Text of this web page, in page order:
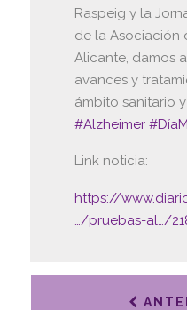
Raspeig y la
de la Asociación
Alicante, damos
avances y
ámbito sanitario
#Alzheimer #
Link noticia:
https://
…/pruebas-al…/